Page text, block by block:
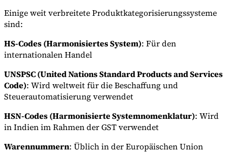
VAT-RechnerGST-Rechner Verkaufssteuer-Rechner
NummernprüferTracker für E-Rechnungs-Mandate
Einige weit verbreitete Produktkategorisierungssysteme
sind:
HS-Codes (Harmonisiertes System): Für den
internationalen Handel
UNSPSC (United Nations Standard Products and Services
Code): Wird weltweit für die Beschaffung und
Steuerautomatisierung verwendet
HSN-Codes (Harmonisierte Systemnomenklatur): Wird
in Indien im Rahmen der GST verwendet
Warennummern: Üblich in der Europäischen Union